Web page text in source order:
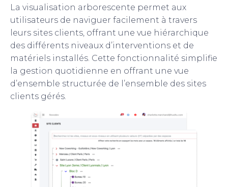
La visualisation arborescente permet aux
utilisateurs de naviguer facilement à travers
leurs sites clients, offrant une vue hiérarchique
des différents niveaux d’interventions et de
matériels installés. Cette fonctionnalité simplifie
la gestion quotidienne en offrant une vue
d’ensemble structurée de l’ensemble des sites
clients gérés.